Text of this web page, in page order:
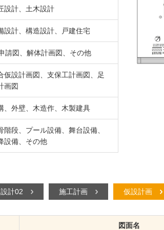
設計、土木設計
設計、構造設計、戸建住宅
請図、解体計画図、その他
仮設計画図、支保工計画図、足
画図
、外壁、木造作、木製建具
階段、プール設備、舞台設備、
設備、その他
設計02 施工計画 仮設計画
図面名